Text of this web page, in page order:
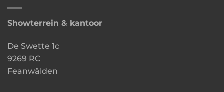
Showterrein & kantoor
De Swette 1c
9269 RC
Feanwâlden